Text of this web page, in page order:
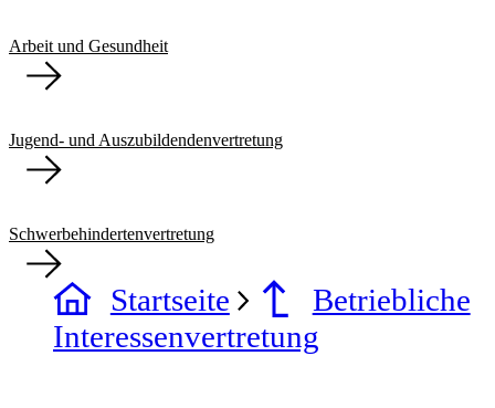
Arbeit und Gesundheit
Jugend- und Auszubildendenvertretung
Schwerbehindertenvertretung
Startseite
Betriebliche
Interessenvertretung